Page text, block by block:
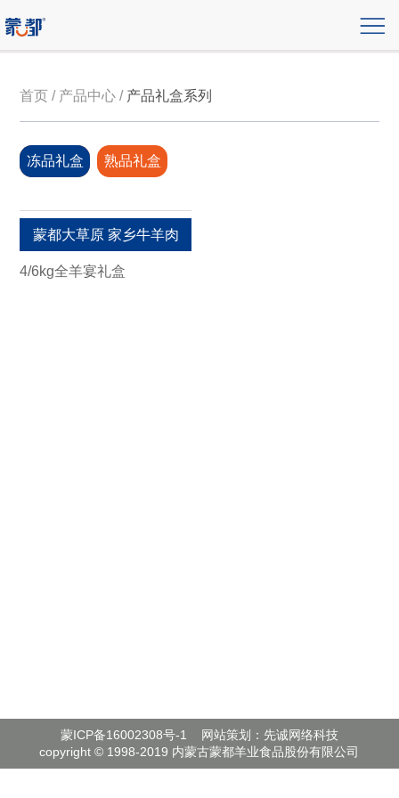
首页 / 产品中心 / 产品礼盒系列
冻品礼盒 熟品礼盒
蒙都大草原 家乡牛羊肉
4/6kg全羊宴礼盒
蒙ICP备16002308号-1
网站策划：先诚网络科技
copyright © 1998-2019 内蒙古蒙都羊业食品股份有限公司